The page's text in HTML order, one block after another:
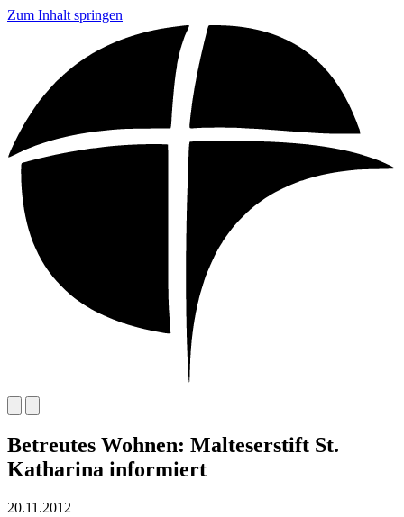
Zum Inhalt springen
Betreutes Wohnen: Malteserstift St.
Katharina informiert
20.11.2012